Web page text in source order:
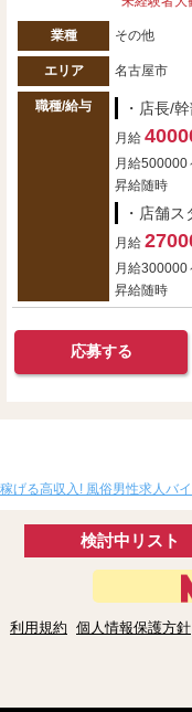
業種 その他
エリア 名古屋市
職種/給与 ・店長/
月給
月給500000
昇給随時
・店舗ス
月給
月給300000
昇給随時
応募する
稼げる高収入! 風俗男性求人バ
検討中リスト
利用規約 個人情報保護方針